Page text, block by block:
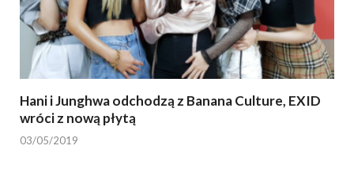
Hani i Junghwa odchodzą z Banana Culture, EXID
wróci z nową płytą
03/05/2019